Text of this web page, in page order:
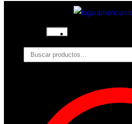
Nosotros
Productos
Refrigerante
Lubricantes